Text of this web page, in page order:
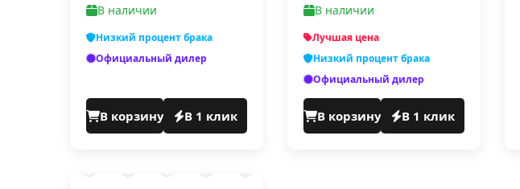
В наличии
Низкий процент брака
Официальный дилер
В корзину В 1 клик
В наличии
Лучшая цена
Низкий процент брака
Официальный дилер
В корзину В 1 клик